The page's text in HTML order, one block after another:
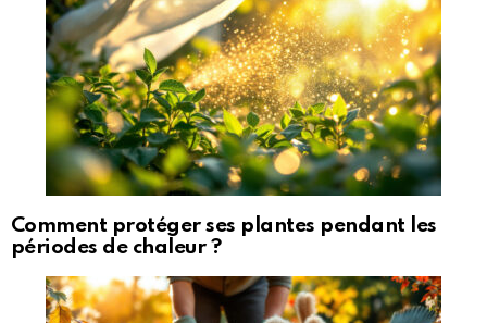
Comment protéger ses plantes pendant les
périodes de chaleur ?